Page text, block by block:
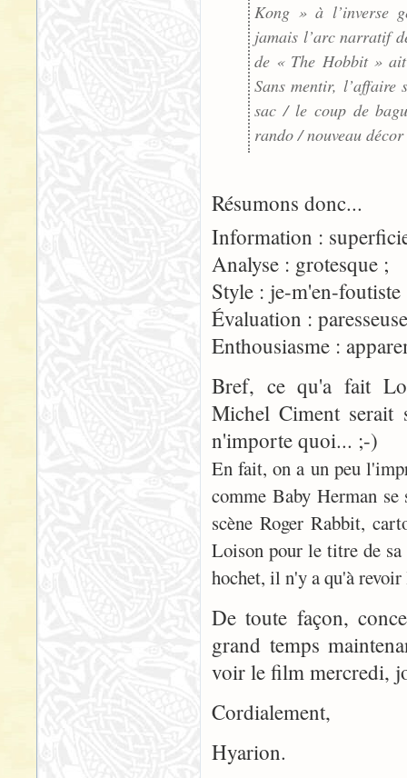
Kong » à l’inverse
jamais l’arc narratif
de « The Hobbit »
Sans mentir,
sac / le coup de
rando / nouveau
Résumons donc...
Information :
Analyse : grotesque ;
Style : je-m'en-foutiste
Évaluation :
Enthousiasme :
Bref, ce qu'a fait
Michel Ciment serait
n'importe quoi... ;-)
En fait, on a un peu
comme Baby Herman
scène Roger Rabbit,
Loison pour le titre de
hochet, il n'y a qu'à
De toute façon,
grand temps
voir le film mercredi,
Cordialement,
Hyarion.